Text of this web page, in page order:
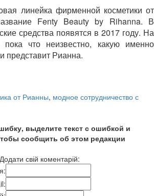
линейка фирменной косметики от
Fenty Beauty by Rihanna. В
средства появятся в 2017 году. На
что неизвестно, какую именно
представит Рианна.
от Рианны, модное сотрудничество с
выделите текст с ошибкой и
сообщить об этом редакции
Додати свій коментарій: